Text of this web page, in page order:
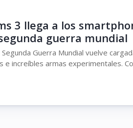
3 llega a los
guerra mundial
Guerra Mundial vuelve
e increíbles armas experimentales.